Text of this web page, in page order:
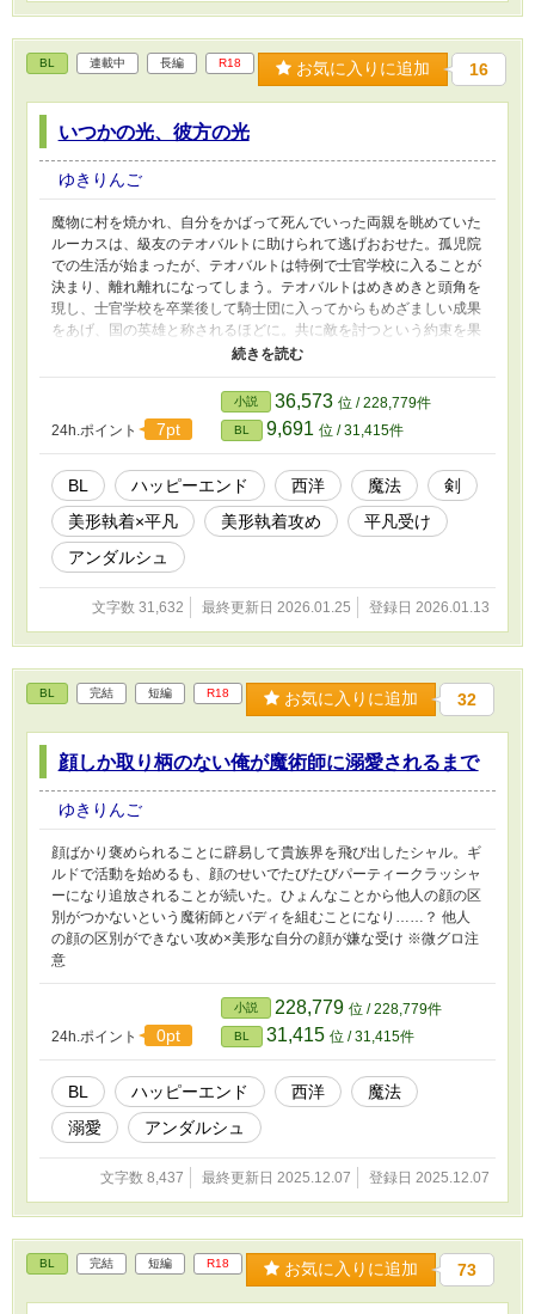
BL 連載中 長編 R18 お気に入りに追加 16
いつかの光、彼方の光
ゆきりんご
魔物に村を焼かれ、自分をかばって死んでいった両親を眺めていた
ルーカスは、級友のテオバルトに助けられて逃げおおせた。孤児院
での生活が始まったが、テオバルトは特例で士官学校に入ることが
決まり、離れ離れになってしまう。テオバルトはめきめきと頭角を
現し、士官学校を卒業後して騎士団に入ってからもめざましい成果
をあげ、国の英雄と称されるほどに。共に敵を討つという約束を果
たそうと、凡人ながらもその背中を追うルーカスだが、身の程知ら
の英雄×諦めの悪い泣き虫な凡人】 ・ハッピーエンド ・ねちっこ
い当て馬キャラあり ・本編６～8万字程度の予定。 ※以前に投稿し
ていた『いつか隣に立てたなら』を改題、大幅な書き換えをしたも
のです。
24h.ポイント 7pt
小説 36,573 位 / 228,779件
BL 9,691 位 / 31,415件
BL ハッピーエンド 西洋 魔法
剣
美形執着×平凡
美形執着攻め
平凡受け
アンダルシュ
文字数 31,632 最終更新日 2026.01.25 登録日 2026.01.13
BL 完結 短編 R18 お気に入りに追加 32
顔しか取り柄のない俺が魔術師に溺愛されるまで
ゆきりんご
顔ばかり褒められることに辟易して貴族界を飛び出したシャル。ギ
ルドで活動を始めるも、顔のせいでたびたびパーティークラッシャ
ーになり追放されることが続いた。ひょんなことから他人の顔の区
別がつかないという魔術師とバディを組むことになり……？ 他人
の顔の区別ができない攻め×美形な自分の顔が嫌な受け ※微グロ注
意
24h.ポイント 0pt
小説 228,779 位 / 228,779件
BL 31,415 位 / 31,415件
BL ハッピーエンド 西洋
魔法
溺愛
アンダルシュ
文字数 8,437 最終更新日 2025.12.07 登録日 2025.12.07
BL 完結 短編 R18 お気に入りに追加 73